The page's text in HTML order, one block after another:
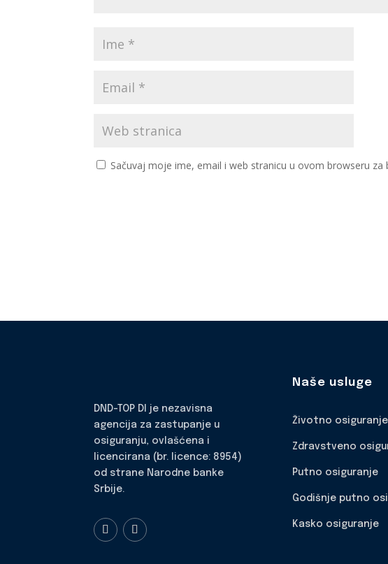
Sačuvaj moje ime, email i web stranicu u ovom browseru za
DND-TOP DI je nezavisna
agencija za zastupanje u
osiguranju, ovlašćena i
licencirana (br. licence: 8954)
od strane Narodne banke
Srbije.
Naše usluge
Životno osiguranje
Zdravstveno
Putno osiguranje
Godišnje putno
Kasko osiguranje